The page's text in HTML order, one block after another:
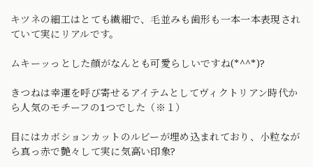
キツネの細工はとても繊細で、毛並みも歯形も一本一本表現され
ていて実にリアルです。
ムキーッっとした顔がなんとも可愛らしいですね(*^^*)?
きつねは幸運を呼び寄せるアイテムとしてヴィクトリアン時代か
ら人気のモチーフの1つでした（※１）
目にはカボションカットのルビーが埋め込まれており、小粒なが
ら真っ赤で艶々して実に気高い印象?